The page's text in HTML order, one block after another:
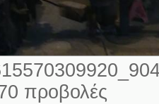
προβολές